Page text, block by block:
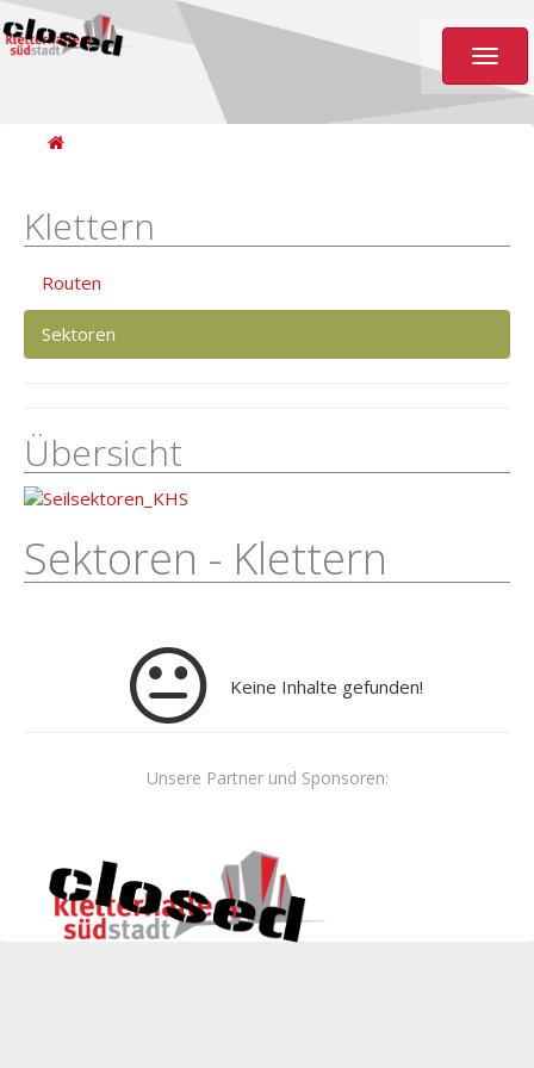
Klettern
Routen
Sektoren
Übersicht
Sektoren - Klettern
Keine Inhalte gefunden!
Unsere Partner und Sponsoren: